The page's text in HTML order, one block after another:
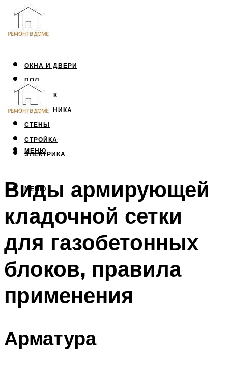
ОКНА И ДВЕРИ
ПОЛ
ПОТОЛОК
САНТЕХНИКА
СТЕНЫ
СТРОЙКА
ЭЛЕКТРИКА
МЕНЮ
МЕНЮ
Виды армирующей
кладочной сетки
для газобетонных
блоков, правила
применения
Арматура